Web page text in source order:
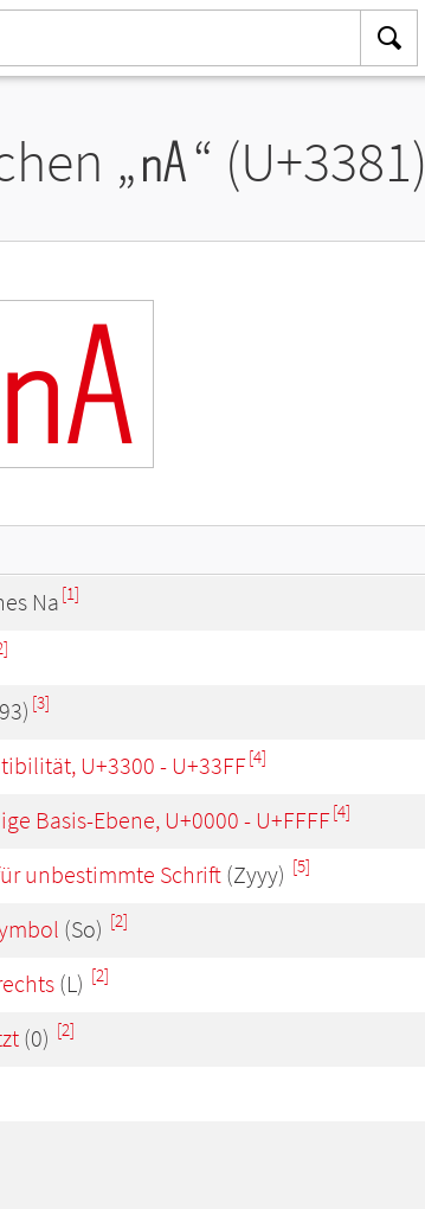
„㎁“ (U+3381)
㎁
Na [1]
[3]
U+3300 - U+33FF[4]
Basis-Ebene, U+0000 - U+FFFF[4]
unbestimmte Schrift (Zyyy) [5]
(So) [2]
(L) [2]
(0) [2]